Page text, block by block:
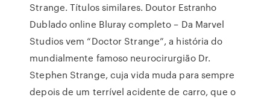
Strange. Títulos similares. Doutor Estranho
Dublado online Bluray completo – Da Marvel
Studios vem “Doctor Strange”, a história do
mundialmente famoso neurocirurgião Dr.
Stephen Strange, cuja vida muda para sempre
depois de um terrível acidente de carro, que o